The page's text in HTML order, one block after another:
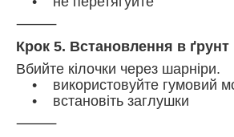
⸻
Крок 5. Встановлення в ґрунт
Вбийте кілочки через шарніри.
• використовуйте гумовий
• встановіть заглушки
⸻